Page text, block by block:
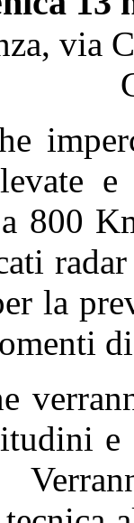
via
800
la